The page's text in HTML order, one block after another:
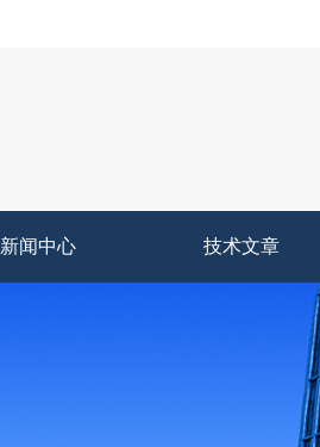
新闻中心 技术文章